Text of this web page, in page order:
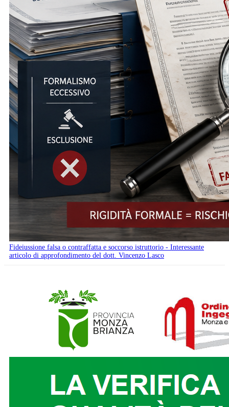
Fideiussione falsa o contraffatta e soccorso istruttorio - Interessante
articolo di approfondimento del dott. Vincenzo Lasco